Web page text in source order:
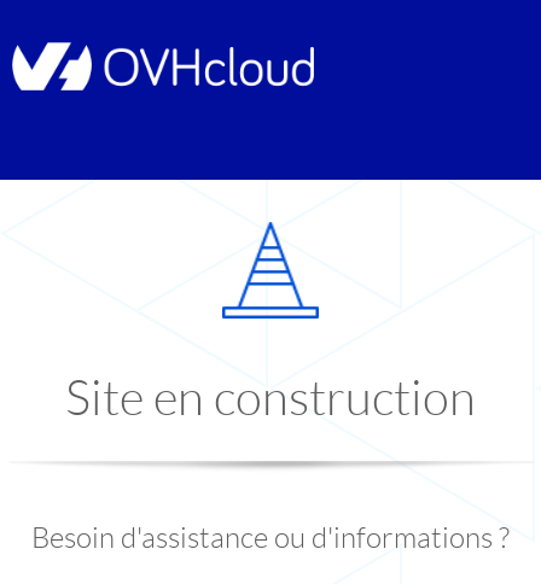
Site en construction
Besoin d'assistance ou d'informations ?